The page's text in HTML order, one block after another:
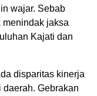
wajar. Sebab
jaksa
Kajati dan
disparitas kinerja
Gebrakan